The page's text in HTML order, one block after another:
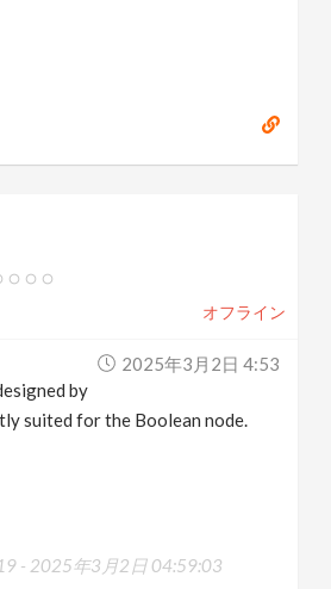
オフライン
2025年3月2日 4:53
by
suited for the Boolean node.
- 2025年3月2日 04:59:03